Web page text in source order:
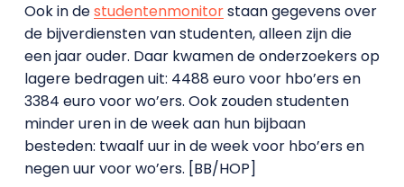
Ook in destudentenmonitorstaan gegevens over
de bijverdiensten van studenten, alleen zijn die
een jaar ouder. Daar kwamen de onderzoekers op
lagere bedragen uit: 4488 euro voor hbo’ers en
3384 euro voor wo’ers. Ook zouden studenten
minder uren in de week aan hun bijbaan
besteden: twaalf uur in de week voor hbo’ers en
negen uur voor wo’ers. [BB/HOP]